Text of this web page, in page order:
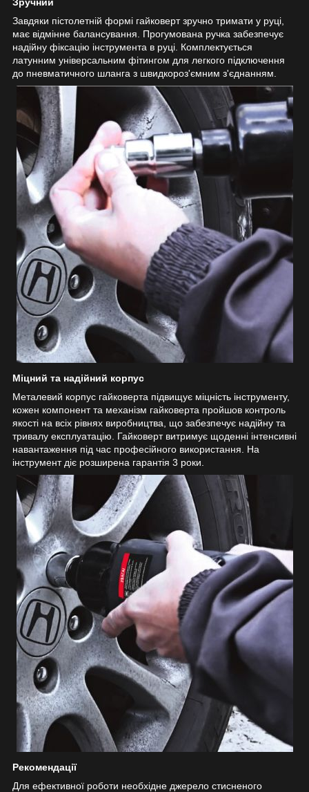
Завдяки пістолетній формі гайковерт зручно тримати у руці,
має відмінне балансування. Прогумована ручка забезпечує
надійну фіксацію інструмента в руці. Комплектується
латунним універсальним фітингом для легкого підключення
до пневматичного шланга з швидкороз'ємним з'єднанням.
Міцний та надійний корпус
Металевий корпус гайковерта підвищує міцність інструменту,
кожен компонент та механізм гайковерта пройшов контроль
якості на всіх рівнях виробництва, що забезпечує надійну та
тривалу експлуатацію. Гайковерт витримує щоденні інтенсивні
навантаження під час професійного використання. На
інструмент діє розширена гарантія 3 роки.
Рекомендації
Для ефективної роботи необхідне джерело стисненого